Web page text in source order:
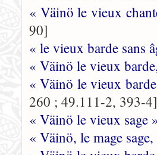
« Väinö le vieux
90]
« le vieux barde sans
« Väinö le vieux
« Väinö le vieux
260 ; 49.111-2, 393-4]
« Väinö le vieux sage
« Väinö, le mage